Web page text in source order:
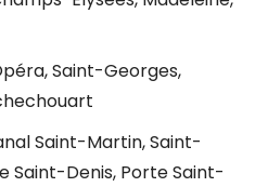
Saint-Georges,
Saint-Martin, Saint-
Saint-Denis, Porte Saint-